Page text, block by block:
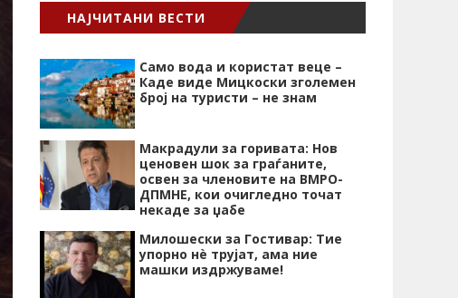
НАЈЧИТАНИ ВЕСТИ
Само вода и користат веце –
Каде виде Мицкоски зголемен
број на туристи – не знам
Макрадули за горивата: Нов
ценовен шок за граѓаните,
освен за членовите на ВМРО-
ДПМНЕ, кои очигледно точат
некаде за џабе
Милошески за Гостивар: Тие
упорно нѐ трујат, ама ние
машки издржуваме!